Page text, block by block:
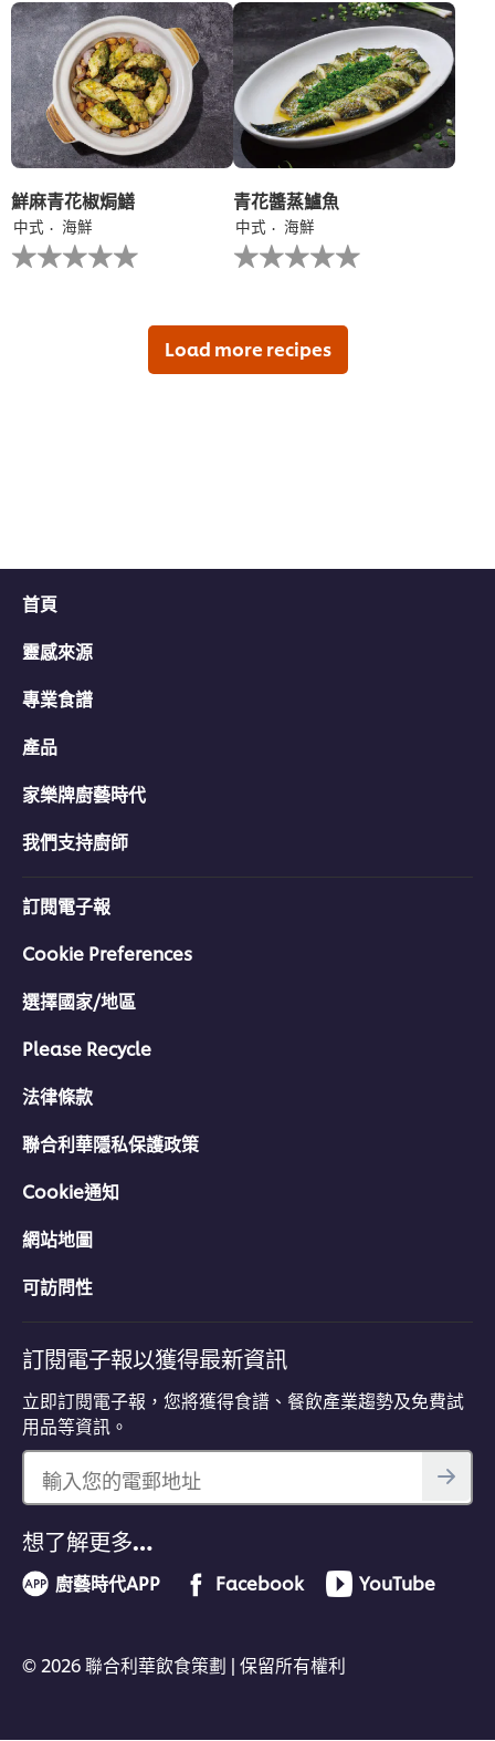
个
recipe
提
交
评
级
个
recipe
提
交
评
级
鮮麻青花椒焗鱔
中式
海鮮
没
有
青花醬蒸鱸魚
中式
海鮮
没
有
个
recipe
Load more recipes
首頁
靈感來源
專業食譜
產品
家樂牌廚藝時代
我們支持廚師
訂閱電子報
Cookie Preferences
選擇國家/地區
Please Recycle
法律條款
聯合利華隱私保護政策
Cookie通知
網站地圖
可訪問性
訂閱電子報以獲得最新資訊
立即訂閱電子報，您將獲得食譜、餐飲產業趨勢及免費試
用品等資訊。
輸入您的電郵地址
想了解更多…
廚藝時代APP Facebook YouTube
© 2026 聯合利華飲食策劃 | 保留所有權利